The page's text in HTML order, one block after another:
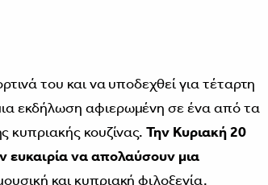
του και να υποδεχθεί για τέταρτη
εκδήλωση αφιερωμένη σε ένα από τα
κυπριακής κουζίνας.Την Κυριακή 20
ευκαιρία να απολαύσουν μια
και κυπριακή φιλοξενία.